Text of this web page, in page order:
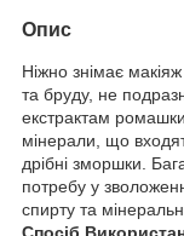
Опис
Ніжно знімає
та бруду, не
екстрактам ромашки
мінерали, що
дрібні зморшки.
потребу у
спирту та
Спосіб